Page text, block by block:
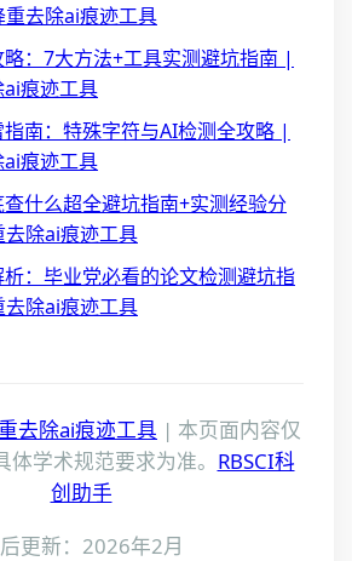
去除ai痕迹工具
：7大方法+工具实测避坑指南 |
痕迹工具
南：特殊字符与AI检测全攻略 |
痕迹工具
什么超全避坑指南+实测经验分
除ai痕迹工具
：毕业党必看的论文检测避坑指
除ai痕迹工具
去除ai痕迹工具 | 本页面内容仅
学术规范要求为准。 RBSCI科
创助手
更新：2026年2月